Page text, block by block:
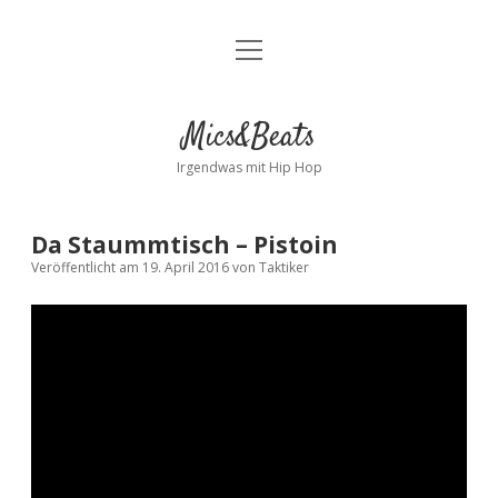
Kontakt
facebookinstagram
bandcamp
spotify
Menü
Mics&Beats
Irgendwas mit Hip Hop
Da Staummtisch – Pistoin
Veröffentlicht am 19. April 2016von Taktiker